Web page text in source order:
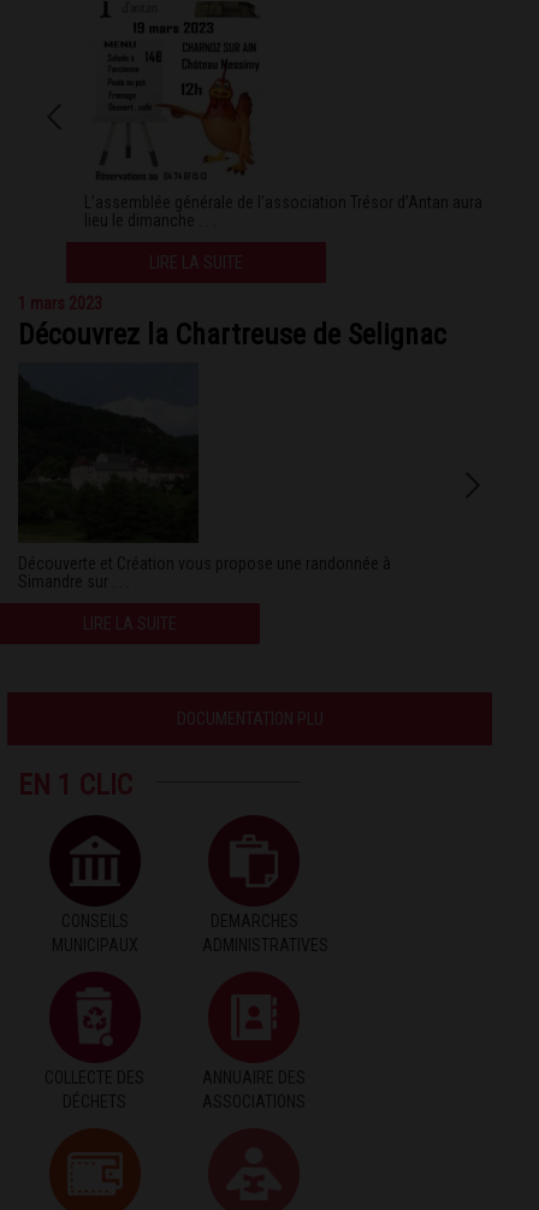
L’assemblée générale de l’association Trésor d’Antan aura
lieu le dimanche . . .
LIRE LA SUITE
1 mars 2023
Découvrez la Chartreuse de Selignac
Découverte et Création vous propose une randonnée à
Simandre sur . . .
LIRE LA SUITE
DOCUMENTATION PLU
EN 1 CLIC
CONSEILS
MUNICIPAUX
DEMARCHES
ADMINISTRATIVES
COLLECTE DES
DÉCHETS
ANNUAIRE DES
ASSOCIATIONS